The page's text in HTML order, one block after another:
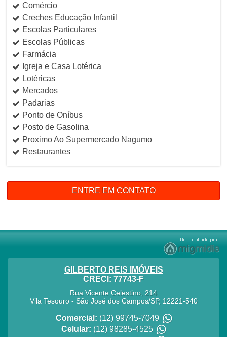
Comércio
Creches Educação Infantil
Escolas Particulares
Escolas Públicas
Farmácia
Igreja e Casa Lotérica
Lotéricas
Mercados
Padarias
Ponto de Oníbus
Posto de Gasolina
Proximo Ao Supermercado Nagumo
Restaurantes
ENTRE EM CONTATO
GILBERTO REIS IMÓVEIS
CRECI: 77743-F
Rua Vicente Celestino, 214
Vila Tesouro- São José dos Campos/SP, 12221-540
Comercial: (12) 99745-7049
Celular: (12) 98285-4525